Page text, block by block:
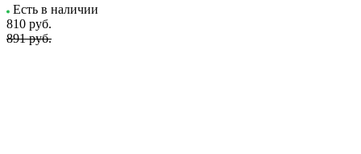
Есть в наличии
810 руб.
891 руб.